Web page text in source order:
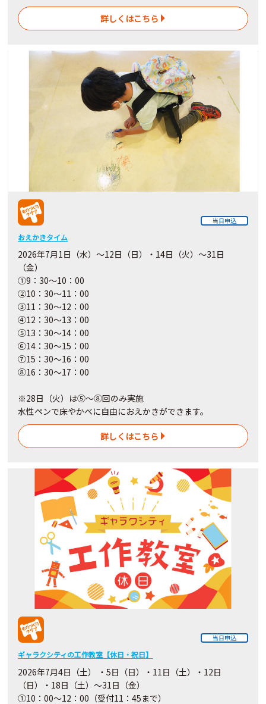
詳しくはこちら
当日申込
おえかきタイム
2026年7月1日（水）～12日（日）・14日（火）～31日
（金）
①9：30～10：00
②10：30～11：00
③11：30～12：00
④12：30～13：00
⑤13：30～14：00
⑥14：30～15：00
⑦15：30～16：00
⑧16：30～17：00
※28日（火）は⑤～⑧回のみ実施
水性ペンで床やかべに自由におえかきができます。
詳しくはこちら
当日申込
ギャラクシティの工作教室【休日・祝日】
2026年7月4日（土） ・5日（日）・11日（土）・12日
（日）・18日（土）～31日（金）
①10：00～12：00（受付11：45まで）